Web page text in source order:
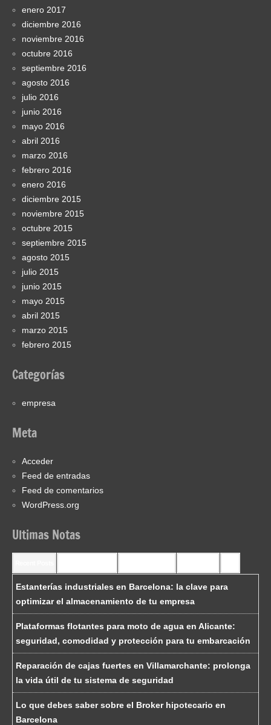
enero 2017
diciembre 2016
noviembre 2016
octubre 2016
septiembre 2016
agosto 2016
julio 2016
junio 2016
mayo 2016
abril 2016
marzo 2016
febrero 2016
enero 2016
diciembre 2015
noviembre 2015
octubre 2015
septiembre 2015
agosto 2015
julio 2015
junio 2015
mayo 2015
abril 2015
marzo 2015
febrero 2015
Categorías
empresa
Meta
Acceder
Feed de entradas
Feed de comentarios
WordPress.org
Ultimas Notas
Estanterías industriales en Barcelona: la clave para
optimizar el almacenamiento de tu empresa
Plataformas flotantes para moto de agua en Alicante:
seguridad, comodidad y protección para tu embarcación
Reparación de cajas fuertes en Villamarchante: prolonga
la vida útil de tu sistema de seguridad
Lo que debes saber sobre el Broker hipotecario en
Barcelona